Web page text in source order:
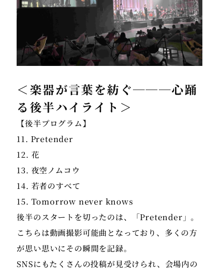
＜楽器が言葉を紡ぐ───心踊
る後半ハイライト＞
【後半プログラム】
11. Pretender
12. 花
13. 夜空ノムコウ
14. 若者のすべて
15. Tomorrow never knows
後半のスタートを切ったのは、「Pretender」。
こちらは動画撮影可能曲となっており、多くの方
が思い思いにその瞬間を記録。
SNSにもたくさんの投稿が見受けられ、会場内の